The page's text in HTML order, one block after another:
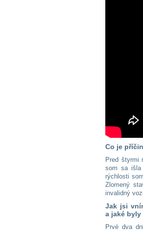
Co je
Pred štyrmi
som sa išla
rýchlosti
Zlomený
invalidný
Jak jsi
a jaké
Prvé dva